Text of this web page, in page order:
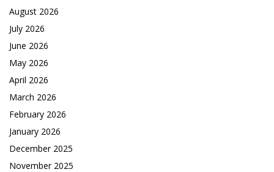
August 2026
July 2026
June 2026
May 2026
April 2026
March 2026
February 2026
January 2026
December 2025
November 2025